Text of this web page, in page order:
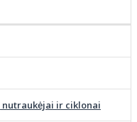
ir ciklonai